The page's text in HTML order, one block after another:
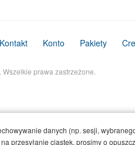
Kontakt Konto Pakiety
prawa zastrzeżone.
danych (np. sesji,
przesyłanie ciastek, prosimy o